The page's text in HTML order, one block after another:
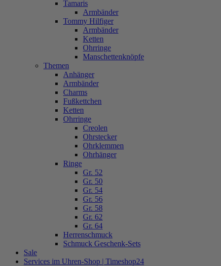
Tamaris
Armbänder
Tommy Hilfiger
Armbänder
Ketten
Ohrringe
Manschettenknöpfe
Themen
Anhänger
Armbänder
Charms
Fußkettchen
Ketten
Ohrringe
Creolen
Ohrstecker
Ohrklemmen
Ohrhänger
Ringe
Gr. 52
Gr. 50
Gr. 54
Gr. 56
Gr. 58
Gr. 62
Gr. 64
Herrenschmuck
Schmuck Geschenk-Sets
Sale
Services im Uhren-Shop | Timeshop24